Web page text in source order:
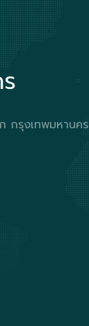
กรุงเทพมหานคร